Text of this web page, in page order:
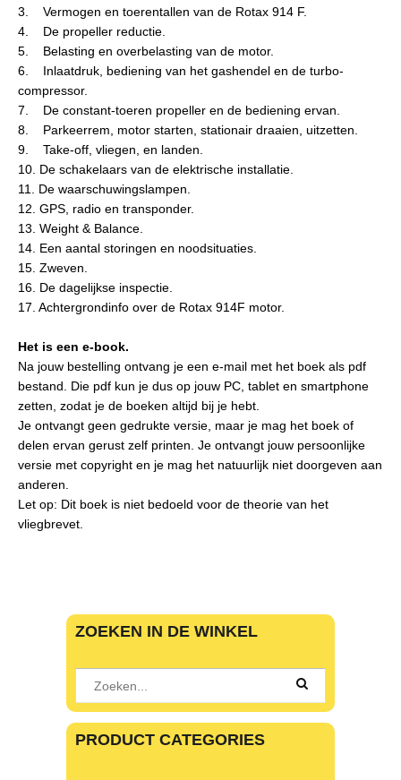
3. Vermogen en toerentallen van de Rotax 914 F.
4. De propeller reductie.
5. Belasting en overbelasting van de motor.
6. Inlaatdruk, bediening van het gashendel en de turbo-
compressor.
7. De constant-toeren propeller en de bediening ervan.
8. Parkeerrem, motor starten, stationair draaien, uitzetten.
9. Take-off, vliegen, en landen.
10. De schakelaars van de elektrische installatie.
11. De waarschuwingslampen.
12. GPS, radio en transponder.
13. Weight & Balance.
14. Een aantal storingen en noodsituaties.
15. Zweven.
16. De dagelijkse inspectie.
17. Achtergrondinfo over de Rotax 914F motor.
Het is een e-book.
Na jouw bestelling ontvang je een e-mail met het boek als pdf
bestand. Die pdf kun je dus op jouw PC, tablet en smartphone
zetten, zodat je de boeken altijd bij je hebt.
Je ontvangt geen gedrukte versie, maar je mag het boek of
delen ervan gerust zelf printen. Je ontvangt jouw persoonlijke
versie met copyright en je mag het natuurlijk niet doorgeven aan
anderen.
Let op: Dit boek is niet bedoeld voor de theorie van het
vliegbrevet.
ZOEKEN IN DE WINKEL
PRODUCT CATEGORIES